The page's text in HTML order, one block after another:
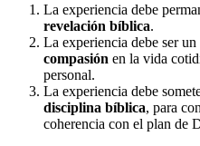
La experiencia debe
revelación bíblica.
La experiencia debe ser
compasión en la vida
personal.
La experiencia debe
disciplina bíblica, para
coherencia con el plan de